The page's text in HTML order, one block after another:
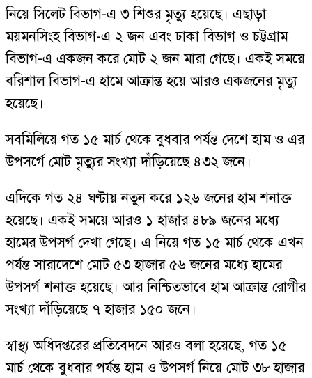
নিয়ে সিলেট বিভাগ-এ ৩ শিশুর মৃত্যু হয়েছে। এছাড়া
ময়মনসিংহ বিভাগ-এ ২ জন এবং ঢাকা বিভাগ ও চট্টগ্রাম
বিভাগ-এ একজন করে মোট ২ জন মারা গেছে। একই সময়ে
বরিশাল বিভাগ-এ হামে আক্রান্ত হয়ে আরও একজনের মৃত্যু
হয়েছে।
সবমিলিয়ে গত ১৫ মার্চ থেকে বুধবার পর্যন্ত দেশে হাম ও এর
উপসর্গে মোট মৃত্যুর সংখ্যা দাঁড়িয়েছে ৪৩২ জনে।
এদিকে গত ২৪ ঘণ্টায় নতুন করে ১২৬ জনের হাম শনাক্ত
হয়েছে। একই সময়ে আরও ১ হাজার ৪৮৯ জনের মধ্যে
হামের উপসর্গ দেখা গেছে। এ নিয়ে গত ১৫ মার্চ থেকে এখন
পর্যন্ত সারাদেশে মোট ৫৩ হাজার ৫৬ জনের মধ্যে হামের
উপসর্গ শনাক্ত হয়েছে। আর নিশ্চিতভাবে হাম আক্রান্ত রোগীর
সংখ্যা দাঁড়িয়েছে ৭ হাজার ১৫০ জনে।
স্বাস্থ্য অধিদপ্তরের প্রতিবেদনে আরও বলা হয়েছে, গত ১৫
মার্চ থেকে বুধবার পর্যন্ত হাম ও উপসর্গ নিয়ে মোট ৩৮ হাজার